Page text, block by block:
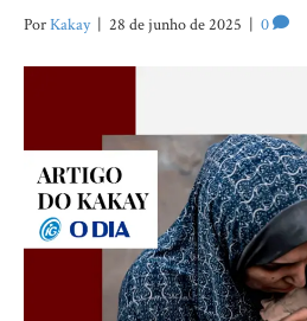
PorKakay | 28 de junho de 2025 | 0